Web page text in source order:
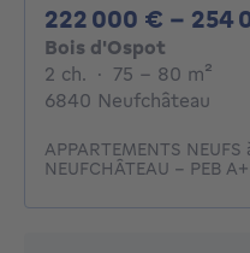
222 000 € - 254
Bois d'Ospot
2 ch. 2 chambres
· 75 - 80 m²
6840 Neufchâteau
APPARTEMENTS NEUFS
NEUFCHÂTEAU - PEB